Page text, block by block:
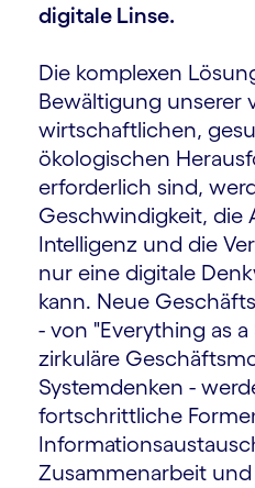
digitale Linse.
Die komplexen
Bewältigung unserer
wirtschaftlichen,
ökologischen
erforderlich sind,
Geschwindigkeit, die
Intelligenz und die
nur eine digitale
kann. Neue
- von "Everything as a
zirkuläre
Systemdenken -
fortschrittliche
Zusammenarbeit